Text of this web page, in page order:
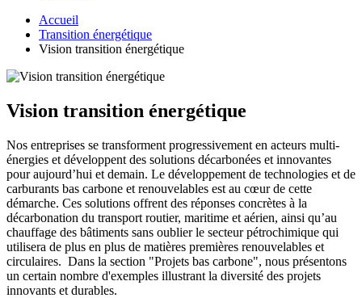
Accueil
Transition énergétique
Vision transition énergétique
Vision transition énergétique
Nos entreprises se transforment progressivement en acteurs multi-
énergies et développent des solutions décarbonées et innovantes
pour aujourd’hui et demain. Le développement de technologies et de
carburants bas carbone et renouvelables est au cœur de cette
démarche. Ces solutions offrent des réponses concrètes à la
décarbonation du transport routier, maritime et aérien, ainsi qu’au
chauffage des bâtiments sans oublier le secteur pétrochimique qui
utilisera de plus en plus de matières premières renouvelables et
circulaires. Dans la section "Projets bas carbone", nous présentons
un certain nombre d'exemples illustrant la diversité des projets
innovants et durables.